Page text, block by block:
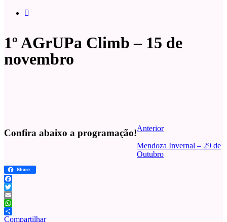
1º AGrUPa Climb – 15 de
novembro
Confira abaixo a programação!
Share
Facebook
Twitter
Email
WhatsApp
Compartilhar
Anterior
Mendoza Invernal – 29 de
Outubro